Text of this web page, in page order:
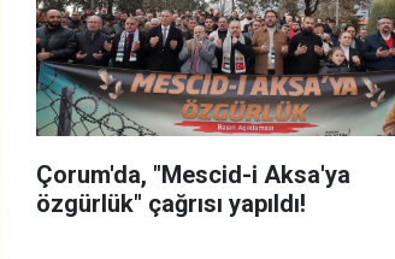
Çorum'da, "Mescid-i Aksa'ya
özgürlük" çağrısı yapıldı!